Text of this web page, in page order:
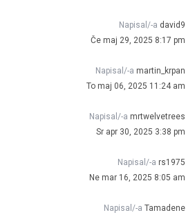
Napisal/-a david9
Če maj 29, 2025 8:17 pm
Napisal/-a martin_krpan
To maj 06, 2025 11:24 am
Napisal/-a mrtwelvetrees
Sr apr 30, 2025 3:38 pm
Napisal/-a rs1975
Ne mar 16, 2025 8:05 am
Napisal/-a Tamadene